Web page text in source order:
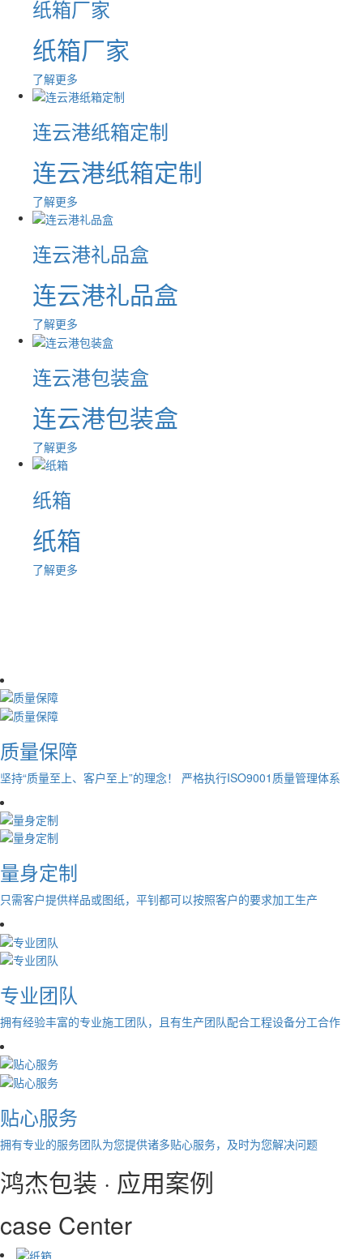
纸箱厂家
纸箱厂家
了解更多
连云港纸箱定制
连云港纸箱定制
了解更多
连云港礼品盒
连云港礼品盒
了解更多
连云港包装盒
连云港包装盒
了解更多
纸箱
纸箱
了解更多
质量保障
坚持“质量至上、客户至上”的理念！ 严格执行ISO9001质量管理体系
量身定制
只需客户提供样品或图纸，平钊都可以按照客户的要求加工生产
专业团队
拥有经验丰富的专业施工团队，且有生产团队配合工程设备分工合作
贴心服务
拥有专业的服务团队为您提供诸多贴心服务，及时为您解决问题
鸿杰包装 · 应用案例
case Center